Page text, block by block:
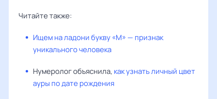
Читайте также:
Ищем на ладони букву «М» — признак
уникального человека
Нумеролог объяснила, как узнать личный цвет
ауры по дате рождения